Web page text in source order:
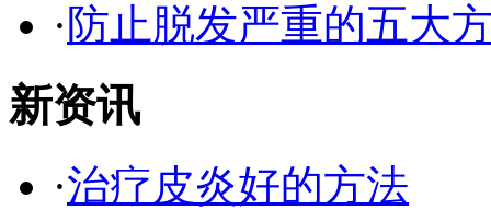
· 防止脱发严重的五大
新资讯
·治疗皮炎好的方法